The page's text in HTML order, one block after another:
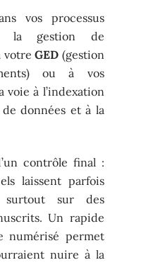
vos processus
la gestion de
votreGED (gestion
ou à vos
à l’indexation
données et à la
contrôle final :
laissent parfois
surtout sur des
Un rapide
numérisé permet
nuire à la